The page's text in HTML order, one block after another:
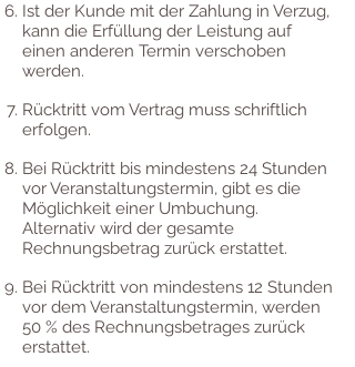
Ist der Kunde mit der Zahlung in Verzug,
kann die Erfüllung der Leistung auf
einen anderen Termin verschoben
werden.
Rücktritt vom Vertrag muss schriftlich
erfolgen.
Bei Rücktritt bis mindestens 24 Stunden
vor Veranstaltungstermin, gibt es die
Möglichkeit einer Umbuchung.
Alternativ wird der gesamte
Rechnungsbetrag zurück erstattet.
Bei Rücktritt von mindestens 12 Stunden
vor dem Veranstaltungstermin, werden
50 % des Rechnungsbetrages zurück
erstattet.